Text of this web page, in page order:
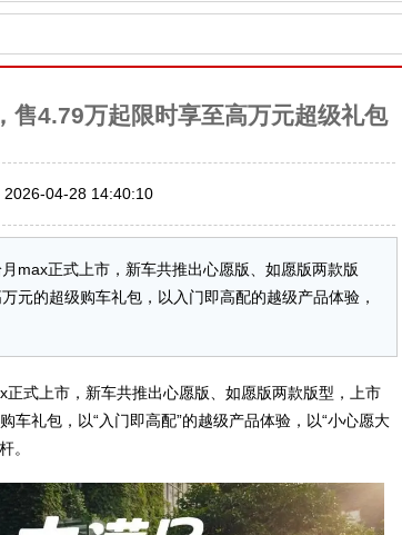
4.79万起限时享至高万元超级礼包
04-28 14:40:10
正式上市，新车共推出心愿版、如愿版两款版
元的超级购车礼包，以入门即高配的越级产品体验，
式上市，新车共推出心愿版、如愿版两款版型，上市
礼包，以“入门即高配”的越级产品体验，以“小心愿大
。